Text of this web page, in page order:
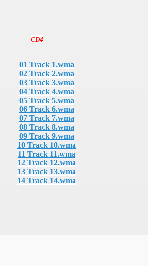
CD4
01 Track 1.wma
02 Track 2.wma
03 Track 3.wma
04 Track 4.wma
05 Track 5.wma
06 Track 6.wma
07 Track 7.wma
08 Track 8.wma
09 Track 9.wma
10 Track 10.wma
11 Track 11.wma
12 Track 12.wma
13 Track 13.wma
14 Track 14.wma
empleo